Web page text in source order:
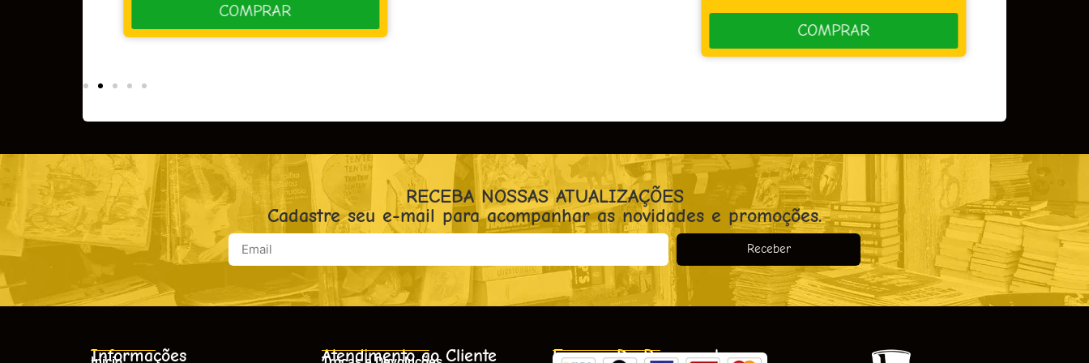
COMPRAR
COMPRAR
RECEBA NOSSAS ATUALIZAÇÕES
Cadastre seu e-mail para acompanhar as novidades e promoções.
Receber
Informações Atendimento ao Cliente Formas De Pagamento